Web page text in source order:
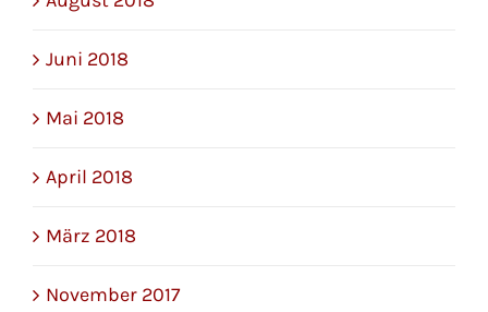
Juni 2018
Mai 2018
April 2018
März 2018
November 2017